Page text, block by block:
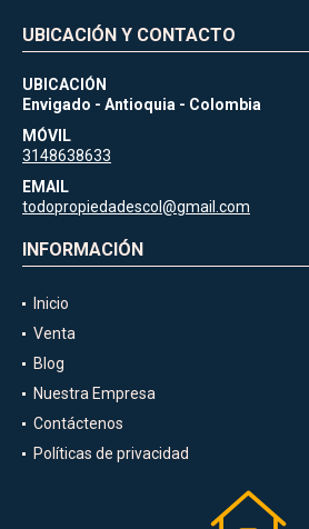
UBICACIÓN Y CONTACTO
UBICACIÓN
Envigado - Antioquia - Colombia
MÓVIL
3148638633
EMAIL
todopropiedadescol@gmail.com
INFORMACIÓN
Inicio
Venta
Blog
Nuestra Empresa
Contáctenos
Políticas de privacidad